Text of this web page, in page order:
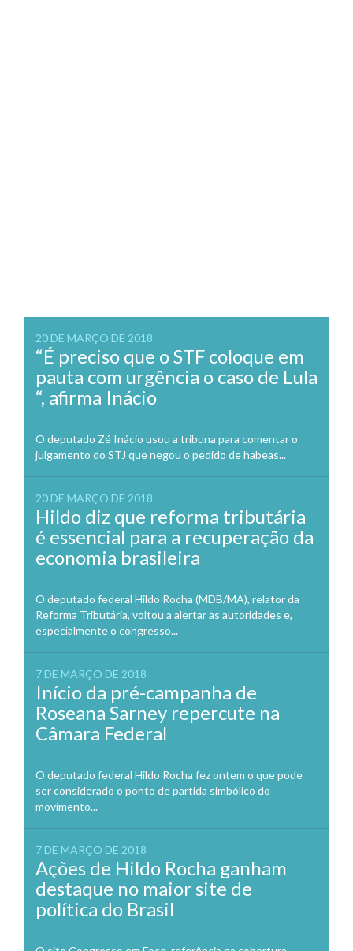
20 DE MARÇO DE 2018
“É preciso que o STF coloque em
pauta com urgência o caso de Lula
“, afirma Inácio
O deputado Zé Inácio usou a tribuna para comentar o
julgamento do STJ que negou o pedido de habeas...
20 DE MARÇO DE 2018
Hildo diz que reforma tributária
é essencial para a recuperação da
economia brasileira
O deputado federal Hildo Rocha (MDB/MA), relator da
Reforma Tributária, voltou a alertar as autoridades e,
especialmente o congresso...
7 DE MARÇO DE 2018
Início da pré-campanha de
Roseana Sarney repercute na
Câmara Federal
O deputado federal Hildo Rocha fez ontem o que pode
ser considerado o ponto de partida simbólico do
movimento...
7 DE MARÇO DE 2018
Ações de Hildo Rocha ganham
destaque no maior site de
política do Brasil